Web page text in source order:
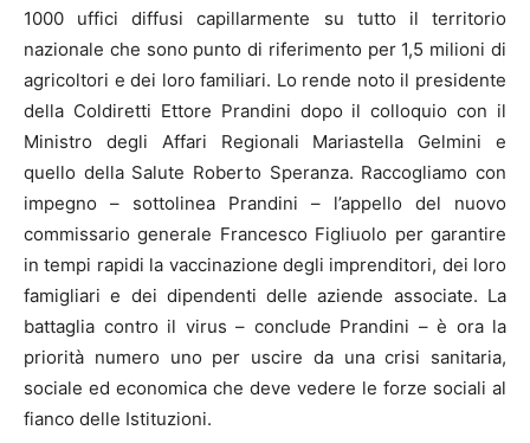
1000 uffici diffusi capillarmente su tutto il territorio
nazionale che sono punto di riferimento per 1,5 milioni di
agricoltori e dei loro familiari. Lo rende noto il presidente
della Coldiretti Ettore Prandini dopo il colloquio con il
Ministro degli Affari Regionali Mariastella Gelmini e
quello della Salute Roberto Speranza. Raccogliamo con
impegno – sottolinea Prandini – l’appello del nuovo
commissario generale Francesco Figliuolo per garantire
in tempi rapidi la vaccinazione degli imprenditori, dei loro
famigliari e dei dipendenti delle aziende associate. La
battaglia contro il virus – conclude Prandini – è ora la
priorità numero uno per uscire da una crisi sanitaria,
sociale ed economica che deve vedere le forze sociali al
fianco delle Istituzioni.